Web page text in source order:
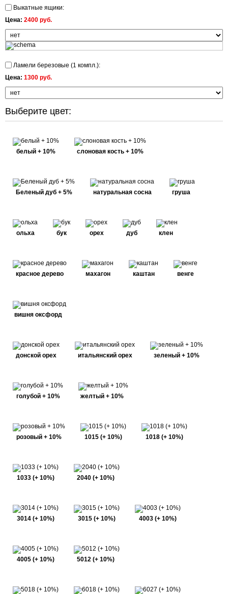
Выкатные ящики:
Цена: 2400 руб.
Ламели березовые (1 компл.):
Цена: 1300 руб.
Выберите цвет:
белый + 10% слоновая кость + 10%
Беленый дуб + 5% натуральная сосна груша
ольха бук орех дуб клен
красное дерево махагон каштан венге
вишня оксфорд
донской орех итальянский орех зеленый + 10%
голубой + 10% желтый + 10%
розовый + 10% 1015 (+ 10%) 1018 (+ 10%)
1033 (+ 10%) 2040 (+ 10%)
3014 (+ 10%) 3015 (+ 10%) 4003 (+ 10%)
4005 (+ 10%) 5012 (+ 10%)